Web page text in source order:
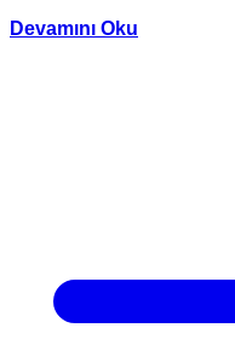
Devamını Oku